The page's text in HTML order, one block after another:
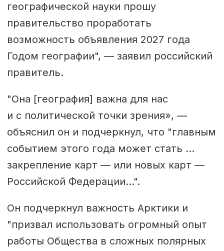
географической науки прошу
правительство проработать
возможность объявления 2027 года
Годом географии", — заявил российский
правитель.
"Она [география] важна для нас
и с политической точки зрения», —
объяснил он и подчеркнул, что "главным
событием этого года может стать ...
закрепление карт — или новых карт —
Российской Федерации...".
Он подчеркнул важность Арктики и
"призвал использовать огромный опыт
работы Общества в сложных полярных